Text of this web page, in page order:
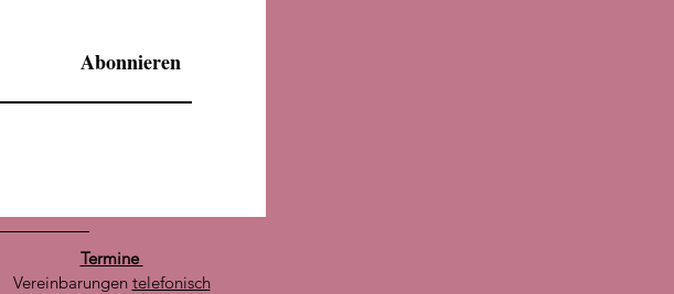
Abonnieren
Termine
Vereinbarungen telefonisch